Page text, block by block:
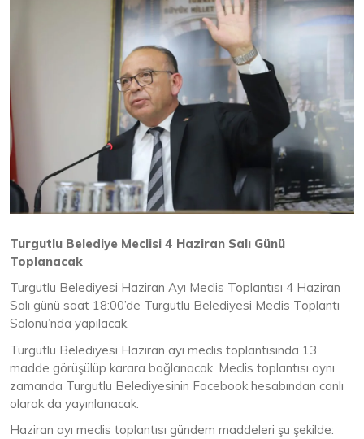
Turgutlu Belediye Meclisi 4 Haziran Salı Günü
Toplanacak
Turgutlu Belediyesi Haziran Ayı Meclis Toplantısı 4 Haziran
Salı günü saat 18:00’de Turgutlu Belediyesi Meclis Toplantı
Salonu’nda yapılacak.
Turgutlu Belediyesi Haziran ayı meclis toplantısında 13
madde görüşülüp karara bağlanacak. Meclis toplantısı aynı
zamanda Turgutlu Belediyesinin Facebook hesabından canlı
olarak da yayınlanacak.
Haziran ayı meclis toplantısı gündem maddeleri şu şekilde: